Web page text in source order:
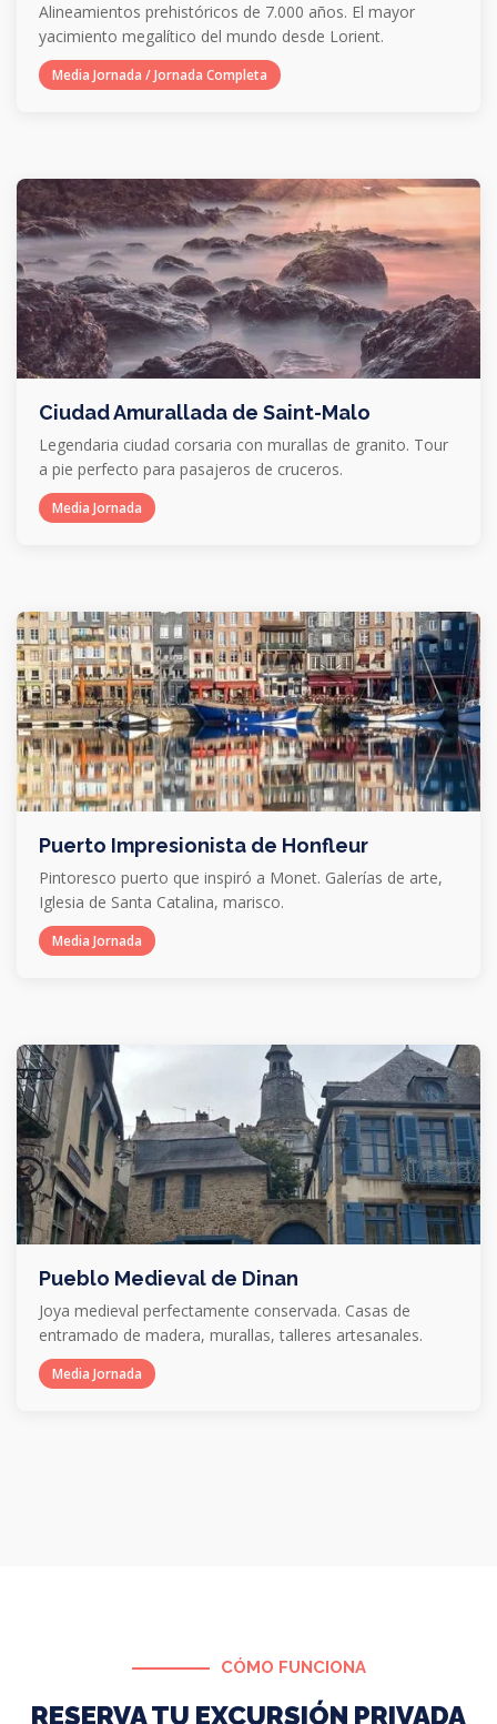
Alineamientos prehistóricos de 7.000 años. El mayor
yacimiento megalítico del mundo desde Lorient.
Media Jornada / Jornada Completa
Ciudad Amurallada de Saint-Malo
Legendaria ciudad corsaria con murallas de granito. Tour
a pie perfecto para pasajeros de cruceros.
Media Jornada
Puerto Impresionista de Honfleur
Pintoresco puerto que inspiró a Monet. Galerías de arte,
Iglesia de Santa Catalina, marisco.
Media Jornada
Pueblo Medieval de Dinan
Joya medieval perfectamente conservada. Casas de
entramado de madera, murallas, talleres artesanales.
Media Jornada
CÓMO FUNCIONA
RESERVA TU EXCURSIÓN PRIVADA